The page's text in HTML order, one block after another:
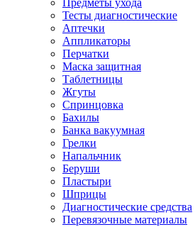
Тесты диагностические
Аптечки
Аппликаторы
Перчатки
Маска защитная
Таблетницы
Жгуты
Спринцовка
Бахилы
Банка вакуумная
Грелки
Напальчник
Беруши
Пластыри
Шприцы
Диагностические средства
Перевязочные материалы